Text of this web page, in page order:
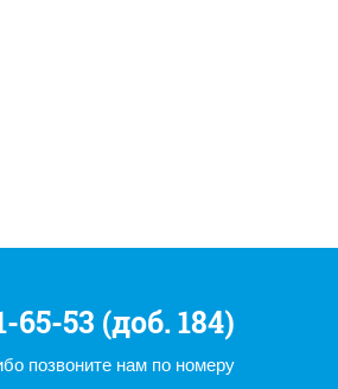
65-53 (доб. 184)
позвоните нам по номеру